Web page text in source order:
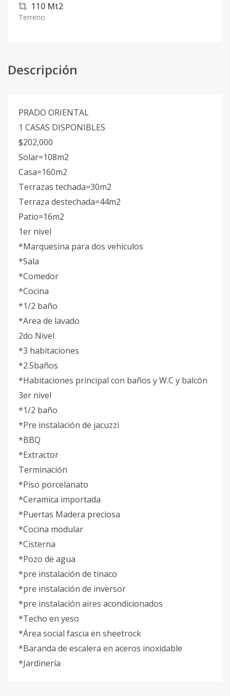
110 Mt2
Terreno
Descripción
PRADO ORIENTAL
1 CASAS DISPONIBLES
$202,000
Solar=108m2
Casa=160m2
Terrazas techada=30m2
Terraza destechada=44m2
Patio=16m2
1er nivel
*Marquesina para dos vehículos
*Sala
*Comedor
*Cocina
*1/2 baño
*Area de lavado
2do Nivel
*3 habitaciones
*2.5baños
*Habitaciones principal con baños y W.C y balcón
3er nivel
*1/2 baño
*Pre instalación de jacuzzi
*BBQ
*Extractor
Terminación
*Piso porcelanato
*Ceramica importada
*Puertas Madera preciosa
*Cocina modular
*Cisterna
*Pozo de agua
*pre instalación de tinaco
*pre instalación de inversor
*pre instalación aires acondicionados
*Techo en yeso
*Área social fascia en sheetrock
*Baranda de escalera en aceros inoxidable
*Jardinería